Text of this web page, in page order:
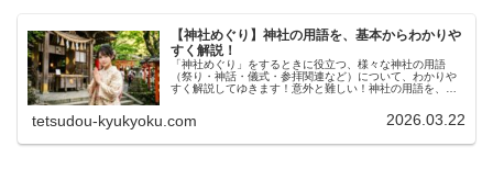
【神社めぐり】神社の用語を、基本からわかりや
すく解説！
「神社めぐり」をするときに役立つ、様々な神社の用語
（祭り・神話・儀式・参拝関連など）について、わかりや
すく解説してゆきます！意外と難しい！神社の用語を、基
tetsudou-kyukyoku.com 2026.03.22